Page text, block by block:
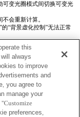
可变光圈模式间切换可变光
会重新计算。
“背景虚化控制”无法正常
么当您采用“记忆”功能存
this
always
to improve
and
you agree to
manage your
"Customize
preferences,